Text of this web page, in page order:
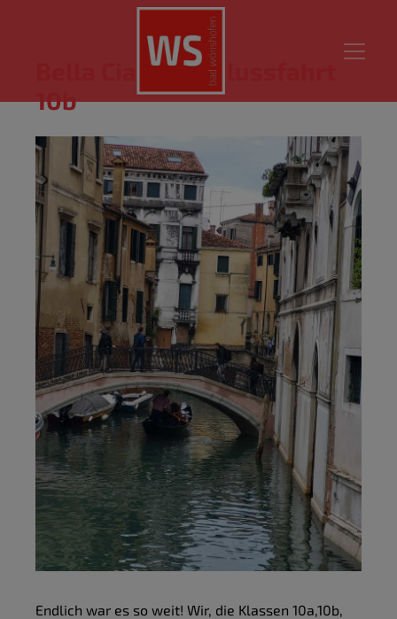
Bella Ciao Abschlussfahrt
10b
Endlich war es so weit! Wir, die Klassen 10a,10b,